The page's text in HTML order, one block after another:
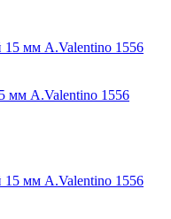
мм A.Valentino 1556